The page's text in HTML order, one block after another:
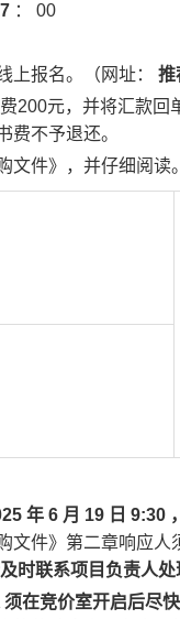
： 00
上报名。（网址： 推
200元，并将汇款回
费不予退还。
文件》，并仔细阅读
年 6 月 19 日 9:30
文件》第二章响应
时联系项目负责人处
须在竞价室开启后尽